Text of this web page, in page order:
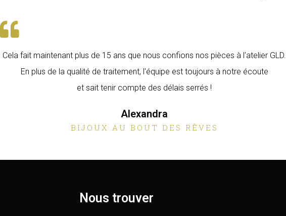
Cela fait maintenant plus de 15 ans que nous confions nos pièces à l'atelier GLD.
En plus de la qualité de traitement, l'équipe est toujours à notre écoute
et sait tenir compte des délais serrés !
Alexandra
BIJOUX AU BOUT DES RÊVES
Nous trouver